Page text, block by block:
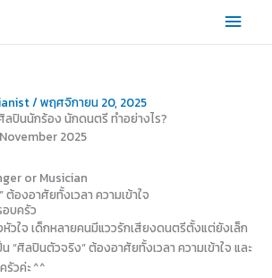
Main
/พฤศจิกายน 20, 2025
ปินนักร้อง นักดนตรี ทำอย่างไร?
2025
องอาศัยทั้งเวลา ความเข้าใจ
บครัว
วใจ เด็กหลายคนมีแววรักเสียงดนตรีตั้งแต่ยังเล็ก
“ศิลปินตัวจริง” ต้องอาศัยทั้งเวลา ความเข้าใจ และ
วค่ะ ^^